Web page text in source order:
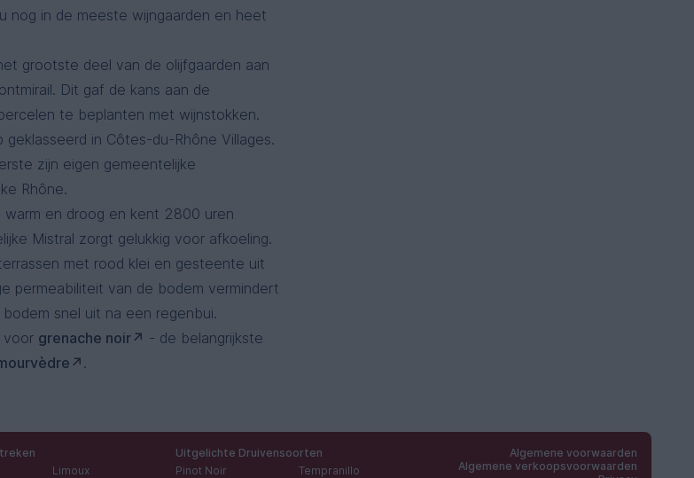
nog in de meeste wijngaarden en heet
grootste deel van de olijfgaarden aan
Dit gaf de kans aan de
te beplanten met wijnstokken.
in Côtes-du-Rhône Villages.
zijn eigen gemeentelijke
Rhône.
warm en droog en kent 2800 uren
Mistral zorgt gelukkig voor afkoeling.
met rood klei en gesteente uit
permeabiliteit van de bodem vermindert
snel uit na een regenbui.
voor grenache noir
- de belangrijkste
.
Limoux
Uitgelichte Druivensoorten
Pinot Noir
Tempranillo
Algemene voorwaarden
Algemene verkoopsvoorwaarden